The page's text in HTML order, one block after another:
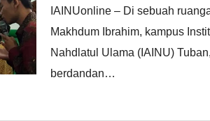
IAINUonline – Di sebuah
Makhdum Ibrahim, kampus
Nahdlatul Ulama (IAINU)
berdandan…